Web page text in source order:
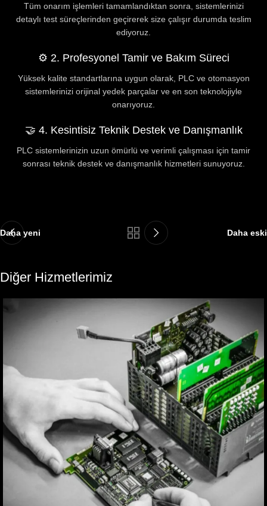
Tüm onarım işlemleri tamamlandıktan sonra, sistemlerinizi
detaylı test süreçlerinden geçirerek size çalışır durumda teslim
ediyoruz.
⚙ 2. Profesyonel Tamir ve Bakım Süreci
Yüksek kalite standartlarına uygun olarak, PLC ve otomasyon
sistemlerinizi orijinal yedek parçalar ve en son teknolojiyle
onarıyoruz.
🤝 4. Kesintisiz Teknik Destek ve Danışmanlık
PLC sistemlerinizin uzun ömürlü ve verimli çalışması için tamir
sonrası teknik destek ve danışmanlık hizmetleri sunuyoruz.
Daha yeni Daha eski
Diğer Hizmetlerimiz